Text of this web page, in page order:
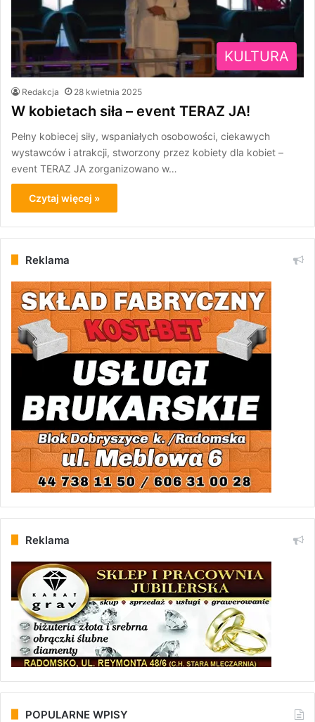
KULTURA
Redakcja 28 kwietnia 2025
W kobietach siła – event TERAZ JA!
Pełny kobiecej siły, wspaniałych osobowości, ciekawych
wystawców i atrakcji, stworzony przez kobiety dla kobiet –
event TERAZ JA zorganizowano w…
Czytaj więcej »
Reklama
Reklama
POPULARNE WPISY